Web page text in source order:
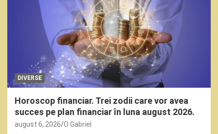
DIVERSE
Horoscop financiar. Trei zodii care vor avea
succes pe plan financiar în luna august 2026.
august 6, 2026 O Gabriel